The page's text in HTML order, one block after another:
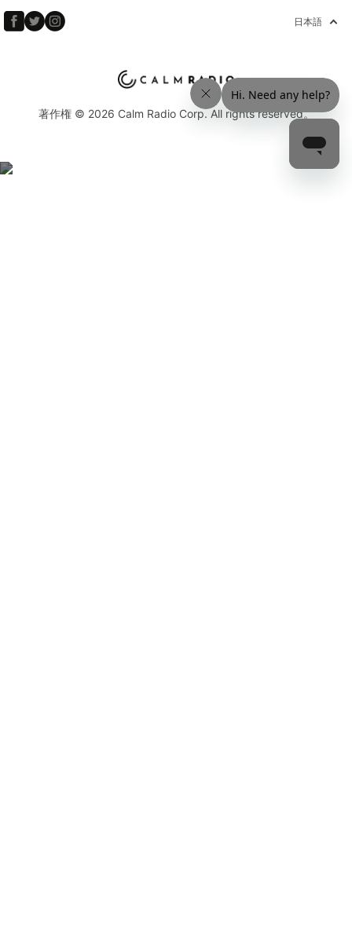
日本語
著作権 © 2026 Calm Radio Corp. All rights reserved。